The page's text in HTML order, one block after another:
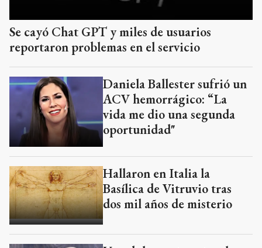
Se cayó Chat GPT y miles de usuarios
reportaron problemas en el servicio
Daniela Ballester sufrió un
ACV hemorrágico: “La
vida me dio una segunda
oportunidad"
Hallaron en Italia la
Basílica de Vitruvio tras
dos mil años de misterio